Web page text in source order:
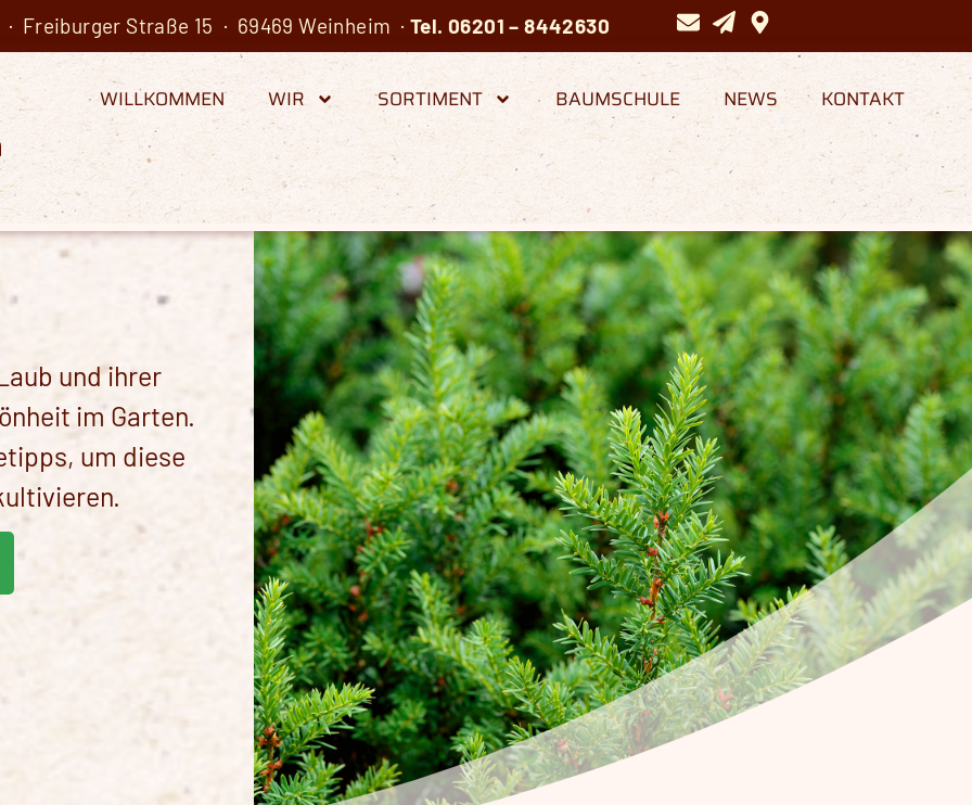
Freiburger Straße 15 · 69469 Weinheim · Tel. 06201 – 8442630
WILLKOMMEN WIR SORTIMENT BAUMSCHULE NEWS KONTAKT
und ihrer
im Garten.
um diese